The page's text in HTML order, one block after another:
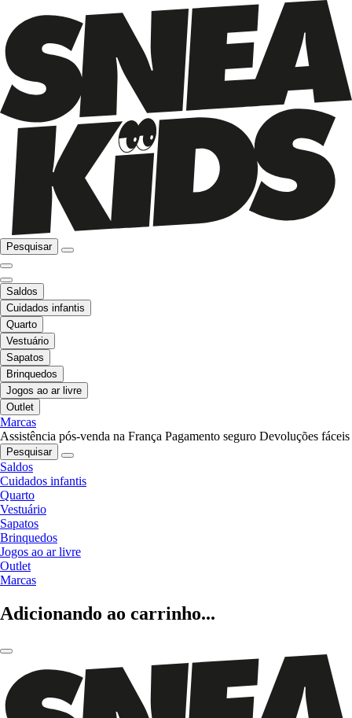
Pesquisar
Saldos
Cuidados infantis
Quarto
Vestuário
Sapatos
Brinquedos
Jogos ao ar livre
Outlet
Marcas
Assistência pós-venda na França Pagamento seguro Devoluções fáceis
Pesquisar
Saldos
Cuidados infantis
Quarto
Vestuário
Sapatos
Brinquedos
Jogos ao ar livre
Outlet
Marcas
Adicionando ao carrinho...